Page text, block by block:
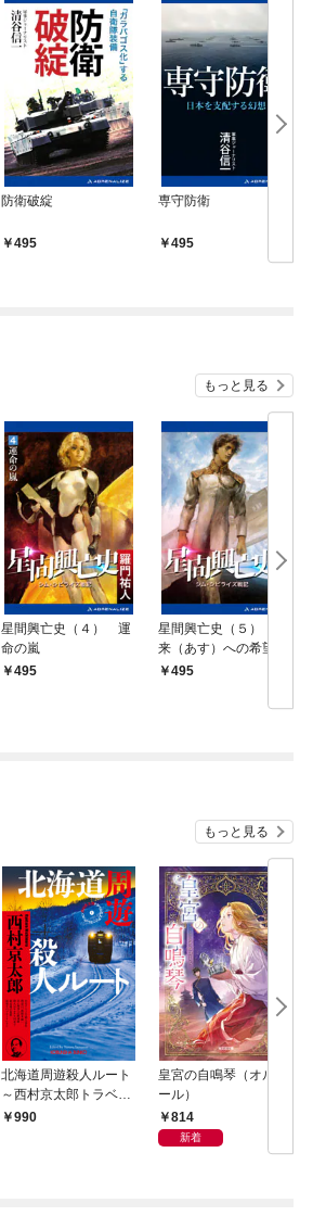
防衛破綻
495
専守防衛
495
もっと見る
星間興亡史（４） 運
命の嵐
495
星間興亡史（５） 未
来（あす）への希望
495
もっと見る
北海道周遊殺人ルート
～西村京太郎トラベル
ミステリー・セレクシ
990
皇宮の自鳴琴（オルゴ
ール）
814
新着